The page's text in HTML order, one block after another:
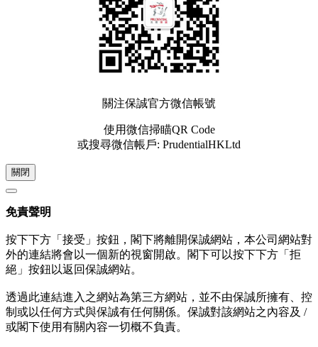
關注保誠官方微信帳號
使用微信掃瞄QR Code
或搜尋微信帳戶: PrudentialHKLtd
關閉
免責聲明
按下下方「接受」按鈕，閣下將離開保誠網站，本公司網站對
外的連結將會以一個新的視窗開啟。閣下可以按下下方「拒
絕」按鈕以返回保誠網站。
透過此連結進入之網站為第三方網站，並不由保誠所擁有、控
制或以任何方式與保誠有任何關係。保誠對該網站之內容及 /
或閣下使用有關內容一切概不負責。